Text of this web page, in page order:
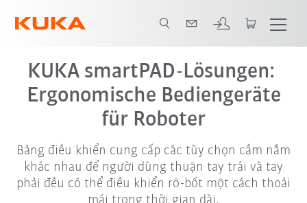
KUKA smartPAD-Lösungen:
Ergonomische Bediengeräte
für Roboter
Bảng điều khiển cung cấp các tùy chọn cầm nắm
khác nhau để người dùng thuận tay trái và tay
phải đều có thể điều khiển rô-bốt một cách thoải
mái trong thời gian dài.